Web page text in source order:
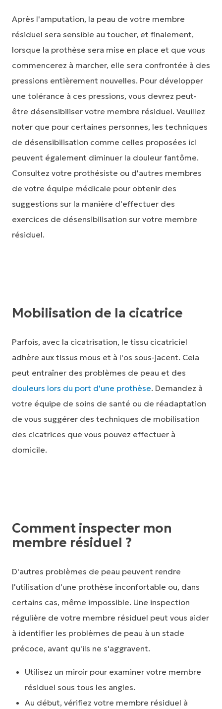
Après l'amputation, la peau de votre membre
résiduel sera sensible au toucher, et finalement,
lorsque la prothèse sera mise en place et que vous
commencerez à marcher, elle sera confrontée à des
pressions entièrement nouvelles. Pour développer
une tolérance à ces pressions, vous devrez peut-
être désensibiliser votre membre résiduel. Veuillez
noter que pour certaines personnes, les techniques
de désensibilisation comme celles proposées ici
peuvent également diminuer la douleur fantôme.
Consultez votre prothésiste ou d'autres membres
de votre équipe médicale pour obtenir des
suggestions sur la manière d'effectuer des
exercices de désensibilisation sur votre membre
résiduel.
Mobilisation de la cicatrice
Parfois, avec la cicatrisation, le tissu cicatriciel
adhère aux tissus mous et à l'os sous-jacent. Cela
peut entraîner des problèmes de peau et des
douleurs lors du port d'une prothèse. Demandez à
votre équipe de soins de santé ou de réadaptation
de vous suggérer des techniques de mobilisation
des cicatrices que vous pouvez effectuer à
domicile.
Comment inspecter mon
membre résiduel ?
D'autres problèmes de peau peuvent rendre
l'utilisation d'une prothèse inconfortable ou, dans
certains cas, même impossible. Une inspection
régulière de votre membre résiduel peut vous aider
à identifier les problèmes de peau à un stade
précoce, avant qu'ils ne s'aggravent.
Utilisez un miroir pour examiner votre membre
résiduel sous tous les angles.
Au début, vérifiez votre membre résiduel à